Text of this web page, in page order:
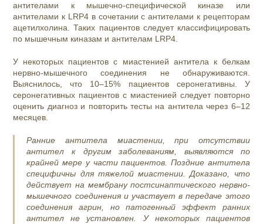
антителами к мышечно-специфической киназе или
антителами к LRP4 в сочетании с антителами к рецепторам
ацетилхолина. Таких пациентов следует классифицировать
по мышечным киназам и антителам LRP4.
У некоторых пациентов с миастенией антитела к белкам
нервно-мышечного соединения не обнаруживаются.
Выяснилось, что 10–15% пациентов серонегативны. У
серонегативных пациентов с миастенией следует повторно
оценить диагноз и повторить тесты на антитела через 6–12
месяцев.
Ранние антитела миастении, при отсутствии
антител к другим заболеваниям, выявляются по
крайней мере у части пациентов. Поздние антитела
специфичны для тяжелой миастении. Доказано, что
действует на мембрану постсинаптического нервно-
мышечного соединения и участвует в передаче этого
соединения агрин, но патогенный эффект ранних
антител не установлен. У некоторых пациентов